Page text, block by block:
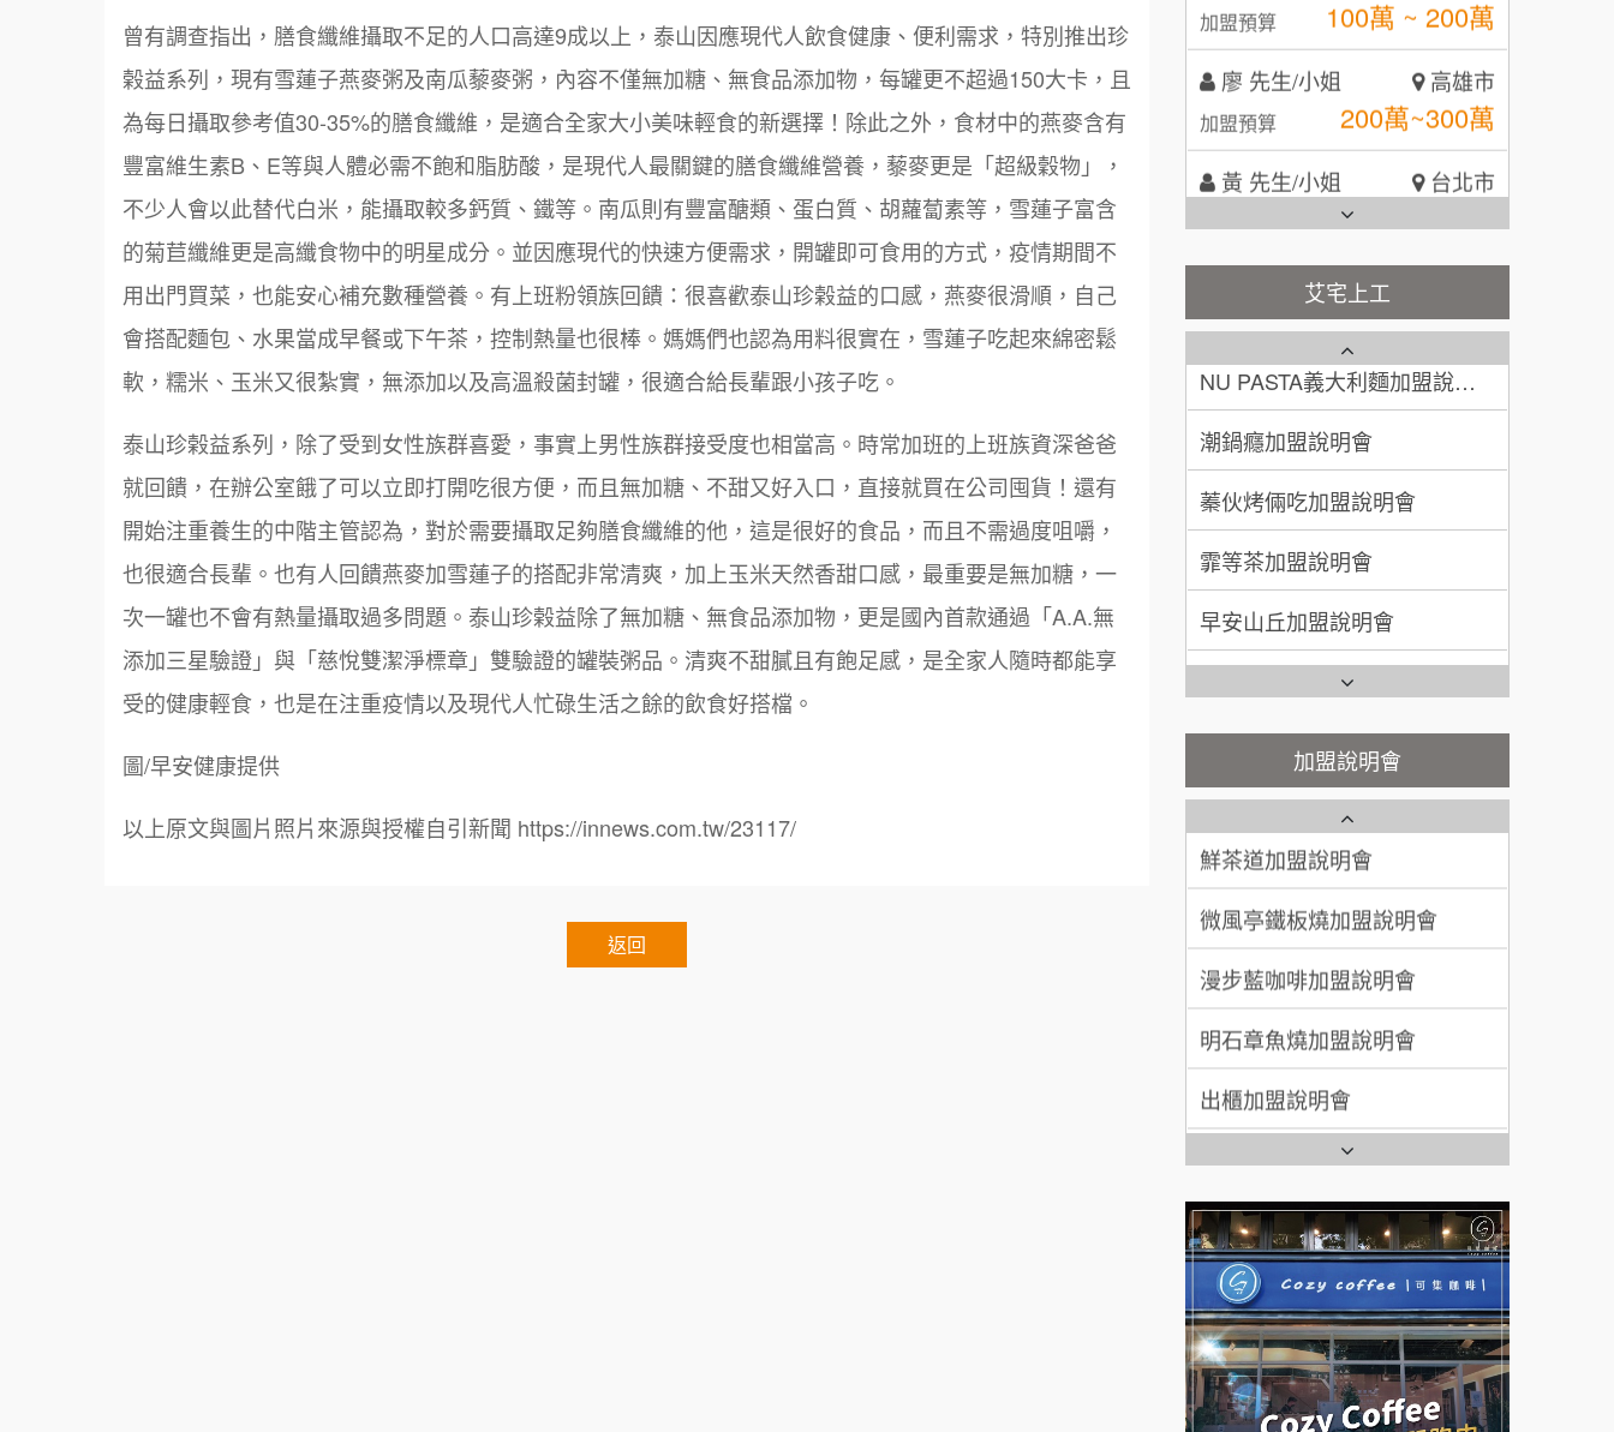
曾有調查指出，膳食纖維攝取不足的人口高達9成以上，泰山因應現代人飲食健康、便利需求，特別推出珍
榖益系列，現有雪蓮子燕麥粥及南瓜藜麥粥，內容不僅無加糖、無食品添加物，每罐更不超過150大卡，且
為每日攝取參考值30-35%的膳食纖維，是適合全家大小美味輕食的新選擇！除此之外，食材中的燕麥含有
豐富維生素B、E等與人體必需不飽和脂肪酸，是現代人最關鍵的膳食纖維營養，藜麥更是「超級穀物」，
不少人會以此替代白米，能攝取較多鈣質、鐵等。南瓜則有豐富醣類、蛋白質、胡蘿蔔素等，雪蓮子富含
的菊苣纖維更是高纖食物中的明星成分。並因應現代的快速方便需求，開罐即可食用的方式，疫情期間不
用出門買菜，也能安心補充數種營養。有上班粉領族回饋：很喜歡泰山珍榖益的口感，燕麥很滑順，自己
會搭配麵包、水果當成早餐或下午茶，控制熱量也很棒。媽媽們也認為用料很實在，雪蓮子吃起來綿密鬆
軟，糯米、玉米又很紮實，無添加以及高溫殺菌封罐，很適合給長輩跟小孩子吃。
泰山珍榖益系列，除了受到女性族群喜愛，事實上男性族群接受度也相當高。時常加班的上班族資深爸爸
就回饋，在辦公室餓了可以立即打開吃很方便，而且無加糖、不甜又好入口，直接就買在公司囤貨！還有
開始注重養生的中階主管認為，對於需要攝取足夠膳食纖維的他，這是很好的食品，而且不需過度咀嚼，
也很適合長輩。也有人回饋燕麥加雪蓮子的搭配非常清爽，加上玉米天然香甜口感，最重要是無加糖，一
次一罐也不會有熱量攝取過多問題。泰山珍榖益除了無加糖、無食品添加物，更是國內首款通過「A.A.無
添加三星驗證」與「慈悅雙潔淨標章」雙驗證的罐裝粥品。清爽不甜膩且有飽足感，是全家人隨時都能享
受的健康輕食，也是在注重疫情以及現代人忙碌生活之餘的飲食好搭檔。
圖/早安健康提供
以上原文與圖片照片來源與授權自引新聞 https://innews.com.tw/23117/
返回
TEA TOP台灣第一味
廖 先生/小姐 高雄市
加盟預算 200萬~300萬
黃 先生/小姐 台北市
加盟預算 100萬~150萬
林 先生/小姐 屏東縣
加盟預算 100萬 ~ 200萬
吳 先生/小姐 屏東縣
加盟預算 100萬~200萬
周 先生/小姐
加盟預算 100萬 ~150萬
徐 先生/小姐 新北市
加盟預算 50萬~75萬
何 先生/小姐
加盟預算 100萬~300萬
呂 先生/小姐 新竹市
200萬~400萬
顏 先生/小姐 台北市
加盟預算 100萬 ~ 200萬
廖 先生/小姐 高雄市
加盟預算 200萬~300萬
艾宅上工
日十。早午食加盟說明會
拾鑶火鍋加盟說明會
全家加盟說明會
台灣G湯加盟說明會
彭富貴加盟說明會
NU PASTA義大利麵加盟說明
會
潮鍋癮加盟說明會
蓁伙烤倆吃加盟說明會
霏等茶加盟說明會
早安山丘加盟說明會
冰封仙果加盟說明會
Ramble Café 漫步藍咖啡加盟
說明會
微風亭鐵板燒加盟說明會
鮮茶道加盟說明會
【曉妍美妝】誠徵行政櫃檯
自助洗衣店誠徵代洗收送人員
(台中市)
MUSHEN徵SPA美容芳療師
日十。早午食加盟說明會
拾鑶火鍋加盟說明會
全家加盟說明會
台灣G湯加盟說明會
彭富貴加盟說明會
NU PASTA義大利麵加盟說明
會
潮鍋癮加盟說明會
加盟說明會
藍象廷泰式火鍋加盟說明會
日十。早午食加盟說明會
上宇林加盟說明會
莫尼早餐Morni加盟說明會
手作功夫茶加盟說明會
SHARE TEA歇腳亭加盟說明會
潮味決-湯滷專門店加盟說明會
鬍子茶加盟說明會
鮮茶道加盟說明會
微風亭鐵板燒加盟說明會
漫步藍咖啡加盟說明會
明石章魚燒加盟說明會
出櫃加盟說明會
千香漢堡加盟說明會
七盞茶加盟說明會
拉亞漢堡加盟說明會
杜芳子古味茶鋪加盟說明會
優握握×酸奶大獅加盟說明會
冬城門加盟說明會